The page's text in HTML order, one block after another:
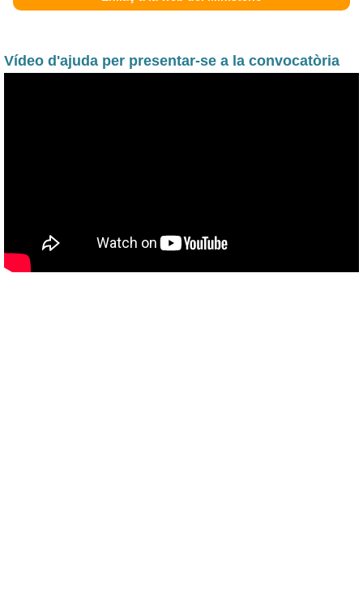
Vídeo d'ajuda per presentar-se a la convocatòria